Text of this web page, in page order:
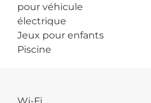
pour véhicule
électrique
Jeux pour enfants
Piscine
Wi-Fi